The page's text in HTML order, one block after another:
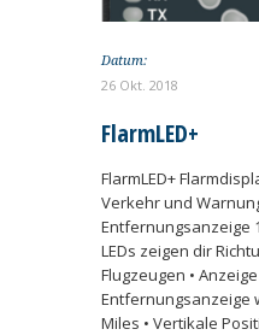
Datum:
26 Okt. 2018
FlarmLED+
FlarmLED+
Verkehr und
Entfernungsanzeige
LEDs zeigen dir
Flugzeugen •
Entfernungsanzeige
Miles • Vertikale